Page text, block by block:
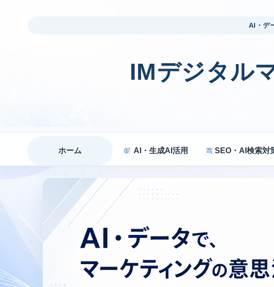
AI・デ
IMデジタル
ホーム AI・生成AI活用 SEO・AI検索対